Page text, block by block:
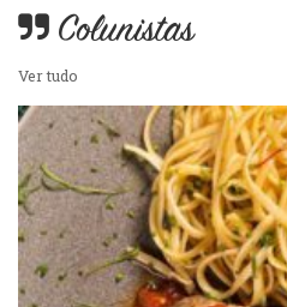
Colunistas
Ver tudo